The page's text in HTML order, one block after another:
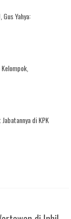
Gus Yahya:
di KPK